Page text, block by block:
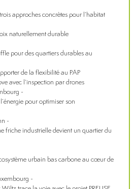
approches concrètes pour l’habitat
naturellement durable
pour des quartiers durables au
de la flexibilité au PAP
avec l’inspection par drones
- Annonce Vinçotte Luxembourg -
pour optimiser son
- 75 . Annonce Viessmann -
friche industrielle devient un quartier du
urbain bas carbone au cœur de
- Annonce Eaglestone Luxembourg -